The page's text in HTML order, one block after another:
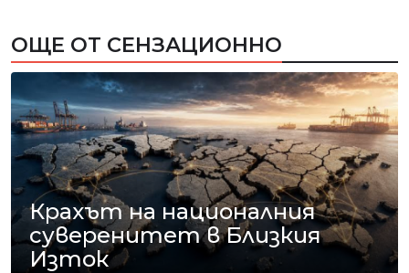
ОЩЕ ОТ СЕНЗАЦИОННО
Крахът на националния
суверенитет в Близкия
Изток